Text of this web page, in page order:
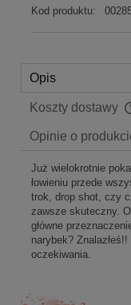
Kod produktu:
Opis
Koszty dostawy
Cena nie zawiera
Opinie o
Już wielokrotnie
łowieniu przede
trok, drop shot, czy
zawsze skuteczny.
główne
narybek?
oczekiwania.